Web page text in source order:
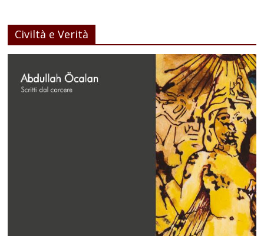
Civiltà e Verità